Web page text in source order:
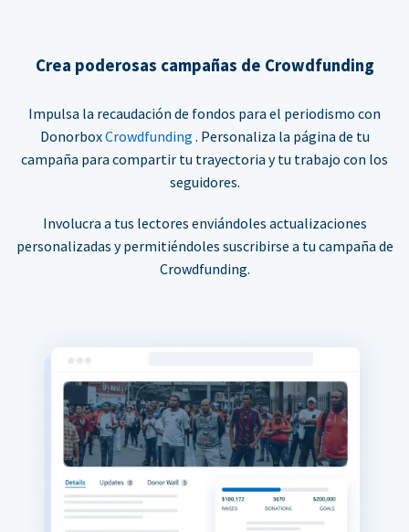
Crea poderosas campañas de Crowdfunding
Impulsa la recaudación de fondos para el periodismo con
DonorboxCrowdfunding . Personaliza la página de tu
campaña para compartir tu trayectoria y tu trabajo con los
seguidores.
Involucra a tus lectores enviándoles actualizaciones
personalizadas y permitiéndoles suscribirse a tu campaña de
Crowdfunding.